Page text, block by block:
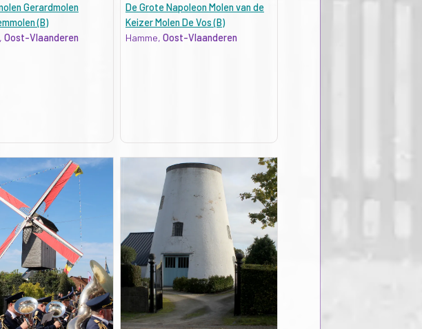
Gerardmolen
(B)
Oost-Vlaanderen
De Grote Napoleon Molen van de
Keizer Molen De Vos (B)
Hamme, Oost-Vlaanderen